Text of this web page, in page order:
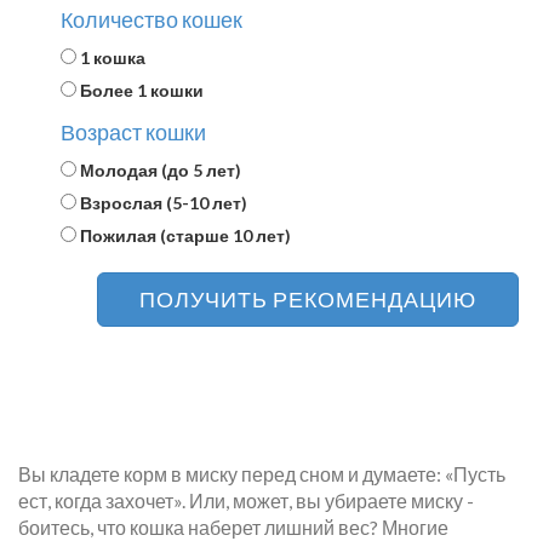
Количество кошек
1 кошка
Более 1 кошки
Возраст кошки
Молодая (до 5 лет)
Взрослая (5-10 лет)
Пожилая (старше 10 лет)
ПОЛУЧИТЬ РЕКОМЕНДАЦИЮ
Вы кладете корм в миску перед сном и думаете: «Пусть
ест, когда захочет». Или, может, вы убираете миску -
боитесь, что кошка наберет лишний вес? Многие